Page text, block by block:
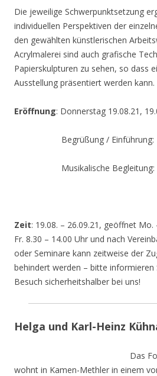
Die jeweilige Schwerpunktsetzung
individuellen Perspektiven der
den gewählten künstlerischen
Acrylmalerei sind auch grafische
Papierskulpturen zu sehen, so dass
Ausstellung präsentiert werden kann.
Eröffnung: Donnerstag 19.08.21,
Begrüßung / Einführung:
Musikalische
Zeit: 19.08. – 26.09.21, geöffnet Mo.
Fr. 8.30 – 14.00 Uhr und nach
oder Seminare kann zeitweise der
behindert werden – bitte informieren
Besuch sicherheitshalber bei uns!
Helga und Karl-Heinz
Das
wohnt in Kamen-Methler in einem